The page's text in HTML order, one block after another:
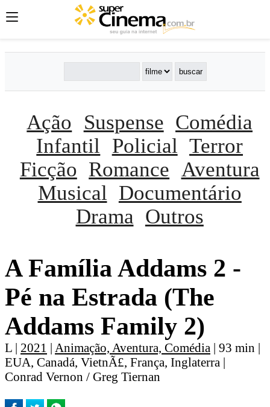
Ação Suspense Comédia
Infantil
Policial Terror
Ficção Romance Aventura
Musical
Documentário
Drama Outros
A Famí­lia Addams 2 -
Pé na Estrada (The
Addams Family 2)
L | 2021 | Animação, Aventura, Comédia | 93 min |
EUA, Canadá, VietnÃ£, França, Inglaterra |
Conrad Vernon / Greg Tiernan